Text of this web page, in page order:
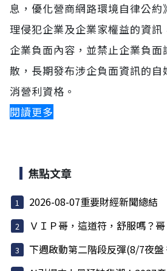
息，優化營商網路環境自律公
理侵犯企業及企業家權益的資訊
企業負面內容，並禁止企業負
散，長期發布涉企負面資訊的
消營利資格。
閱讀更多
焦點文章
2026-08-07重要財經新聞總結
ＶＩＰ哥，這道符，舒服嗎？哥
下週啟動第二階段反彈(8/7夜盤